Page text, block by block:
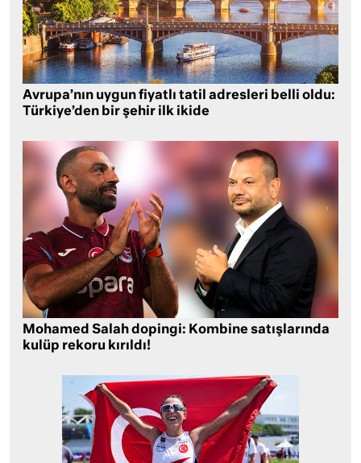
Avrupa’nın uygun fiyatlı tatil adresleri belli oldu:
Türkiye’den bir şehir ilk ikide
Mohamed Salah dopingi: Kombine satışlarında
kulüp rekoru kırıldı!